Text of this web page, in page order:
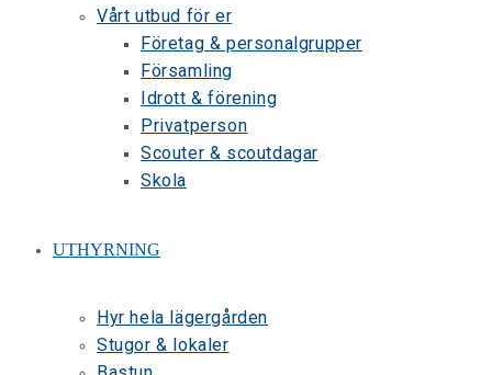
Vårt utbud för er
Företag & personalgrupper
Församling
Idrott & förening
Privatperson
Scouter & scoutdagar
Skola
UTHYRNING
Hyr hela lägergården
Stugor & lokaler